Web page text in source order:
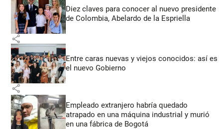
Diez claves para conocer al nuevo presidente
de Colombia, Abelardo de la Espriella
share
Entre caras nuevas y viejos conocidos: así es
el nuevo Gobierno
share
Empleado extranjero habría quedado
atrapado en una máquina industrial y murió
en una fábrica de Bogotá